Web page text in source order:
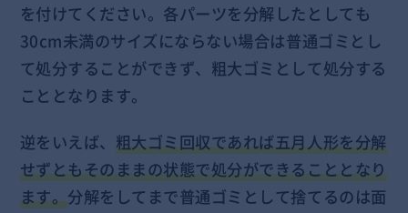
を付けてください。各パーツを分解したとしても
30cm未満のサイズにならない場合は普通ゴミとし
て処分することができず、粗大ゴミとして処分する
こととなります。
逆をいえば、 粗大ゴミ回収であれば五月人形を分解
せずともそのままの状態で処分ができることとなり
ます。分解をしてまで普通ゴミとして捨てるのは面